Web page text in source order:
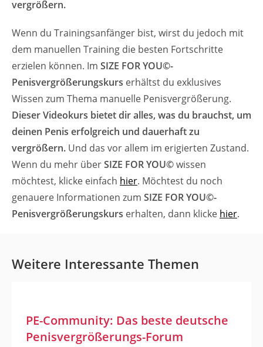
vergrößern.
Wenn du Trainingsanfänger bist, wirst du jedoch mit
dem manuellen Training die besten Fortschritte
erzielen können. Im SIZE FORYOU©-
Penisvergrößerungskurs erhältst du exklusives
Wissen zum Thema manuelle Penisvergrößerung.
Dieser Videokurs bietet dir alles, was du brauchst, um
deinen Penis erfolgreich und dauerhaft zu
vergrößern. Und das vor allem im erigierten Zustand.
Wenn du mehr überSIZE FORYOU©wissen
möchtest, klicke einfach hier. Möchtest du noch
genauere Informationen zum SIZE FORYOU©-
Penisvergrößerungskurs erhalten, dann klicke hier.
Weitere Interessante Themen
PE-Community: Das beste deutsche
Penisvergrößerungs-Forum